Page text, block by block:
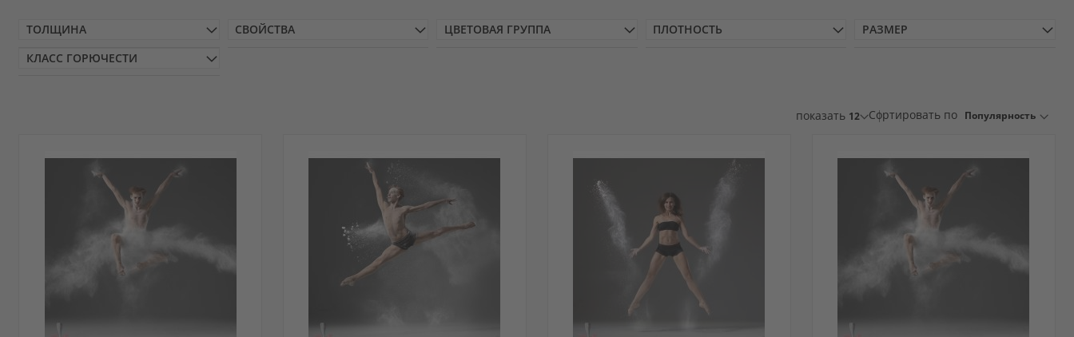
ТОЛЩИНА СВОЙСТВА ЦВЕТОВАЯ ГРУППА ПЛОТНОСТЬ
РАЗМЕР
КЛАСС ГОРЮЧЕСТИ
показать Сортировать по